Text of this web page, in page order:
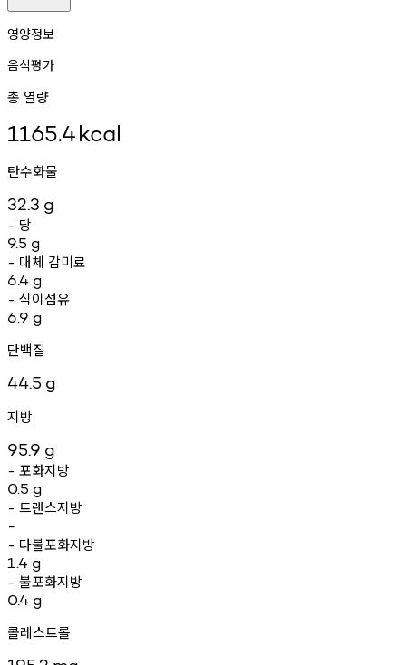
영양정보
음식평가
총 열량
1165.4kcal
탄수화물
32.3 g
- 당
9.5 g
- 대체 감미료
6.4 g
- 식이섬유
6.9 g
단백질
44.5 g
지방
95.9 g
- 포화지방
0.5 g
- 트랜스지방
-
- 다불포화지방
1.4 g
- 불포화지방
0.4 g
콜레스트롤